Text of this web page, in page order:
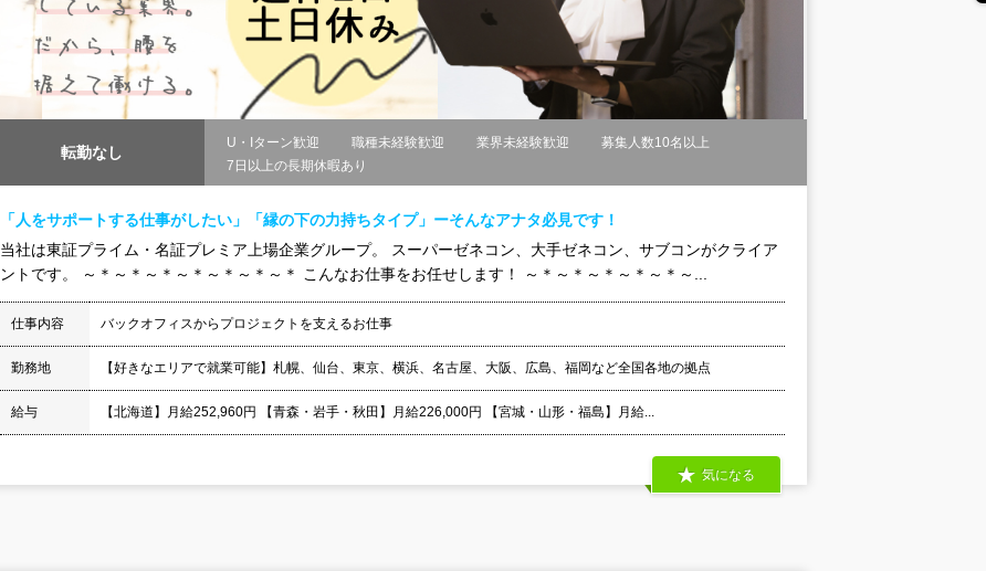
転勤なし
U・Iターン歓迎 職種未経験歓迎 業界未経験歓迎
募集人数10名以上
7日以上の長期休暇あり
「人をサポートする仕事がしたい」「縁の下の力持ちタイプ」ーそんなアナタ必見です！
当社は東証プライム・名証プレミア上場企業グループ。 スーパーゼネコン、大手ゼネコン、サブコンがクライア
ントです。 ～＊～＊～＊～＊～＊～＊～＊ こんなお仕事をお任せします！ ～＊～＊～＊～＊～＊～...
仕事内容 バックオフィスからプロジェクトを支えるお仕事
勤務地 【好きなエリアで就業可能】札幌、仙台、東京、横浜、名古屋、大阪、広島、福岡など全国各地の拠点
給与 【北海道】月給252,960円 【青森・岩手・秋田】月給226,000円 【宮城・山形・福島】月給...
気になる